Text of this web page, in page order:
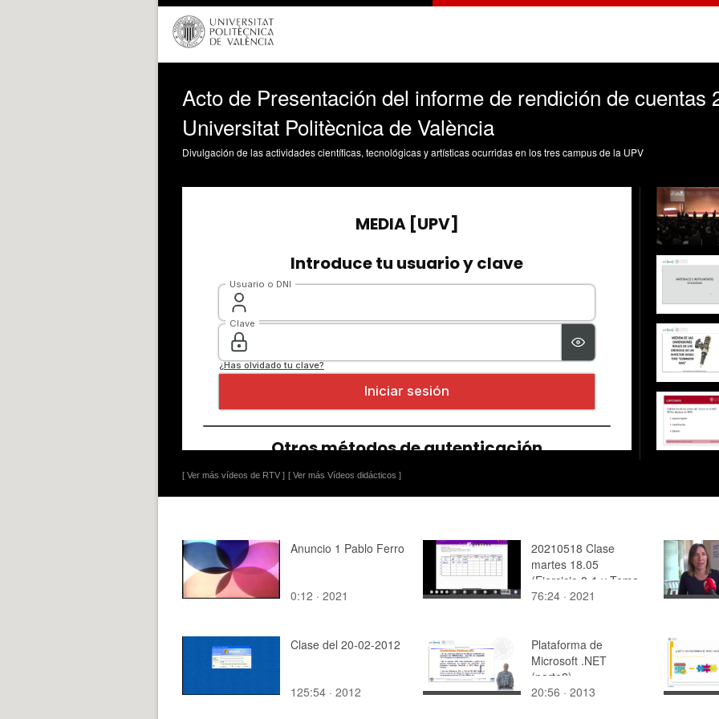
Acto de Presentación del informe de rendición de cuentas
Universitat Politècnica de València
Divulgación de las actividades científicas, tecnológicas y artísticas ocurridas en los tres campus de la UPV
[ Ver más vídeos de RTV ] [ Ver más Vídeos didácticos ]
Anuncio 1 Pablo Ferro
0:12 · 2021
20210518 Clase
martes 18.05
(Ejercicio 8-1 y Tema
9)
76:24 · 2021
Clase del 20-02-2012
125:54 · 2012
Plataforma de
Microsoft .NET
(parte2)
20:56 · 2013